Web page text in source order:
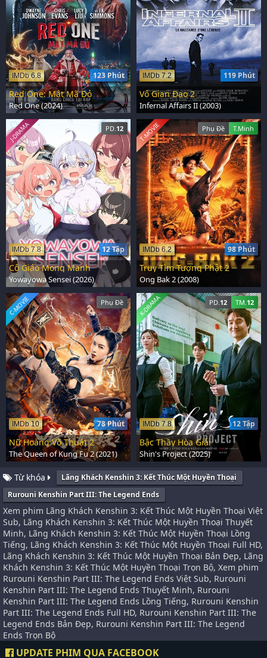
123 Phút
IMDb 6.8
Red One: Mật Mã Đỏ
Red One (2024)
119 Phút
IMDb 7.2
Vô Gian Đạo 2
Infernal Affairs II (2003)
PD.12
12 Tập
IMDb 7.8
J-DRAMA
Cô Giáo Mong Manh
Yowayowa Sensei (2026)
Phụ Đề T.Minh
98 Phút
IMDb 6.2
T-MOVIE
Truy Tìm Tượng Phật 2
Ong Bak 2 (2008)
Phụ Đề
78 Phút
IMDb 10
C-MOVIE
Nữ Hoàng Võ Thuật 2
The Queen of Kung Fu 2 (2021)
PD.12 TM.12
12 Tập
IMDb 7.8
K-DRAMA
Bậc Thầy Hòa Giải
Shin's Project (2025)
Từ khóa
Lãng Khách Kenshin 3: Kết Thúc Một Huyền Thoại
Rurouni Kenshin Part III: The Legend Ends
Xem phim Lãng Khách Kenshin 3: Kết Thúc Một Huyền Thoại Việt
Sub, Lãng Khách Kenshin 3: Kết Thúc Một Huyền Thoại Thuyết
Minh, Lãng Khách Kenshin 3: Kết Thúc Một Huyền Thoại Lồng
Tiếng, Lãng Khách Kenshin 3: Kết Thúc Một Huyền Thoại Full HD,
Lãng Khách Kenshin 3: Kết Thúc Một Huyền Thoại Bản Đẹp, Lãng
Khách Kenshin 3: Kết Thúc Một Huyền Thoại Trọn Bộ, Xem phim
Rurouni Kenshin Part III: The Legend Ends Việt Sub, Rurouni
Kenshin Part III: The Legend Ends Thuyết Minh, Rurouni
Kenshin Part III: The Legend Ends Lồng Tiếng, Rurouni Kenshin
Part III: The Legend Ends Full HD, Rurouni Kenshin Part III: The
Legend Ends Bản Đẹp, Rurouni Kenshin Part III: The Legend
Ends Trọn Bộ
UPDATE PHIM QUA FACEBOOK